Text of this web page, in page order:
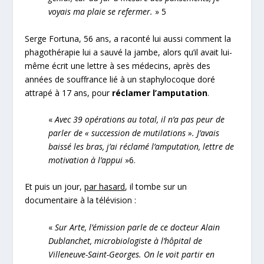
voyais ma plaie se refermer. »5
Serge Fortuna, 56 ans, a raconté lui aussi comment la
phagothérapie lui a sauvé la jambe, alors qu’il avait lui-
même écrit une lettre à ses médecins, après des
années de souffrance lié à un staphylocoque doré
attrapé à 17 ans, pour réclamer l’amputation.
«Avec 39 opérations au total, il n’a pas peur de
parler de « succession de mutilations ». J’avais
baissé les bras, j’ai réclamé l’amputation, lettre de
motivation à l’appui »6.
Et puis un jour,par hasard, il tombe sur un
documentaire à la télévision :
«Sur Arte, l’émission parle de ce docteur Alain
Dublanchet, microbiologiste à l’hôpital de
Villeneuve-Saint-Georges. On le voit partir en